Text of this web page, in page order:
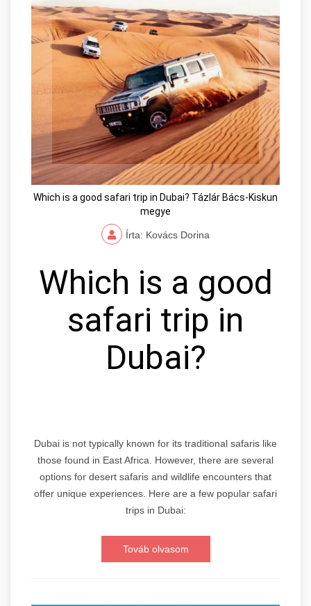
Which is a good safari trip in Dubai? Tázlár Bács-Kiskun
megye
Írta: Kovács Dorina
Which is a good
safari trip in
Dubai?
Dubai is not typically known for its traditional safaris like
those found in East Africa. However, there are several
options for desert safaris and wildlife encounters that
offer unique experiences. Here are a few popular safari
trips in Dubai:
Továb olvasom